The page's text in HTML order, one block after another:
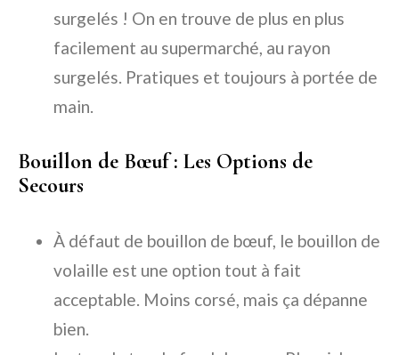
surgelés ! On en trouve de plus en plus
facilement au supermarché, au rayon
surgelés. Pratiques et toujours à portée de
main.
Bouillon de Bœuf : Les Options de
Secours
À défaut de bouillon de bœuf, le bouillon de
volaille est une option tout à fait
acceptable. Moins corsé, mais ça dépanne
bien.